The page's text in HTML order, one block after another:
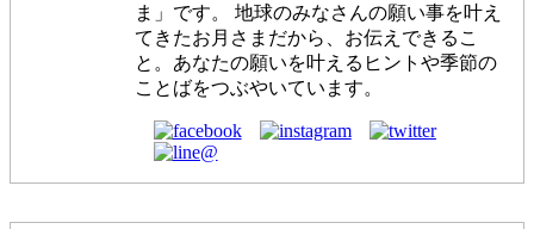
ま」です。 地球のみなさんの願い事を叶え
てきたお月さまだから、お伝えできるこ
と。あなたの願いを叶えるヒントや季節の
ことばをつぶやいています。